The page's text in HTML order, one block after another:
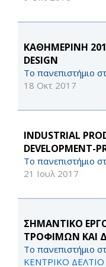
KΑΘΗΜΕΡΙΝΗ
DESIGN
Το πανεπιστήμιο
18 Οκτ 2017
INDUSTRIAL
DEVELOPMENT-
Το πανεπιστήμιο
21 Ιουλ 2017
ΣΗΜΑΝΤΙΚΟ
ΤΡΟΦΙΜΩΝ ΚΑΙ
Το πανεπιστήμιο
ΚΕΝΤΡΙΚΟ